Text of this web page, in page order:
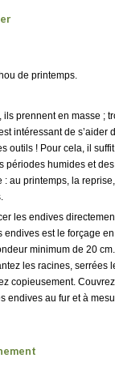
de printemps.
prennent en masse ;
intéressant de s’aider
outils ! Pour cela, il
périodes humides et
au printemps, la reprise,
les endives
est le forçage
minimum de 20
les racines, serrées
copieusement.
endives au fur et à